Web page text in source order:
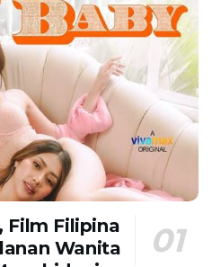
Film Filipina
Wanita